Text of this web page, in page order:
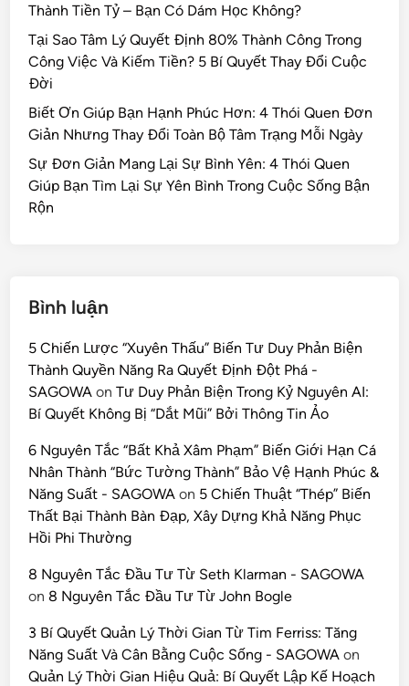
Thành Tiền Tỷ – Bạn Có Dám Học Không?
Tại Sao Tâm Lý Quyết Định 80% Thành Công Trong
Công Việc Và Kiếm Tiền? 5 Bí Quyết Thay Đổi Cuộc
Đời
Biết Ơn Giúp Bạn Hạnh Phúc Hơn: 4 Thói Quen Đơn
Giản Nhưng Thay Đổi Toàn Bộ Tâm Trạng Mỗi Ngày
Sự Đơn Giản Mang Lại Sự Bình Yên: 4 Thói Quen
Giúp Bạn Tìm Lại Sự Yên Bình Trong Cuộc Sống Bận
Rộn
Bình luận
5 Chiến Lược “Xuyên Thấu” Biến Tư Duy Phản Biện
Thành Quyền Năng Ra Quyết Định Đột Phá -
SAGOWA onTư Duy Phản Biện Trong Kỷ Nguyên AI:
Bí Quyết Không Bị “Dắt Mũi” Bởi Thông Tin Ảo
6 Nguyên Tắc “Bất Khả Xâm Phạm” Biến Giới Hạn Cá
Nhân Thành “Bức Tường Thành” Bảo Vệ Hạnh Phúc &
Năng Suất - SAGOWA on 5 Chiến Thuật “Thép” Biến
Thất Bại Thành Bàn Đạp, Xây Dựng Khả Năng Phục
Hồi Phi Thường
8 Nguyên Tắc Đầu Tư Từ Seth Klarman - SAGOWA
on 8 Nguyên Tắc Đầu Tư Từ John Bogle
3 Bí Quyết Quản Lý Thời Gian Từ Tim Ferriss: Tăng
Năng Suất Và Cân Bằng Cuộc Sống - SAGOWA on
Quản Lý Thời Gian Hiệu Quả: Bí Quyết Lập Kế Hoạch